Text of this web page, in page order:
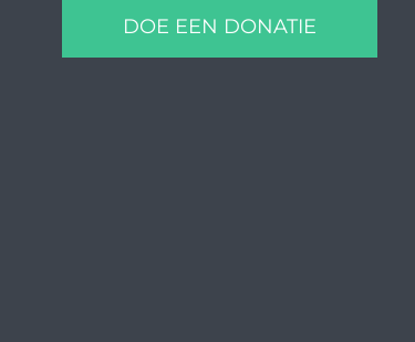
DOE EEN DONATIE